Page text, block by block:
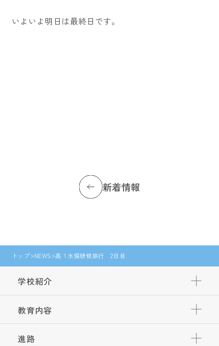
いよいよ明日は最終日です。
新着情報
トップ NEWS 高１水俣研修旅行 2日目
学校紹介
教育内容
進路